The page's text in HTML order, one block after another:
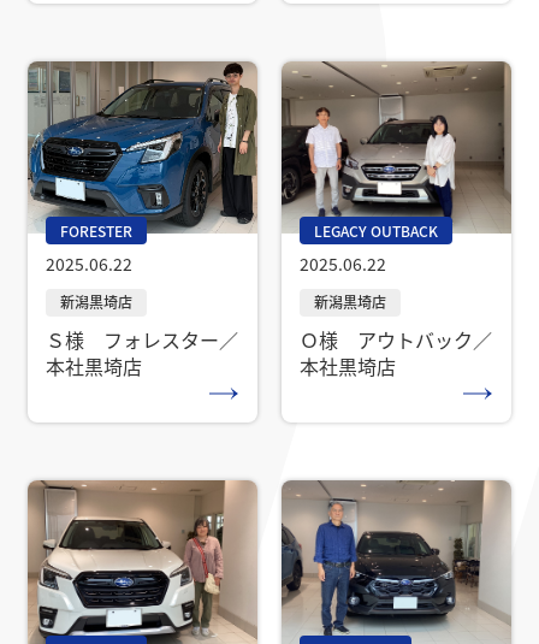
FORESTER
2025.06.22
Ｓ様 フォレスター／
本社黒埼店
LEGACY OUTBACK
2025.06.22
Ｏ様 アウトバック／
本社黒埼店